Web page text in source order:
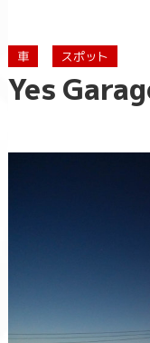
車 スポット
Yes